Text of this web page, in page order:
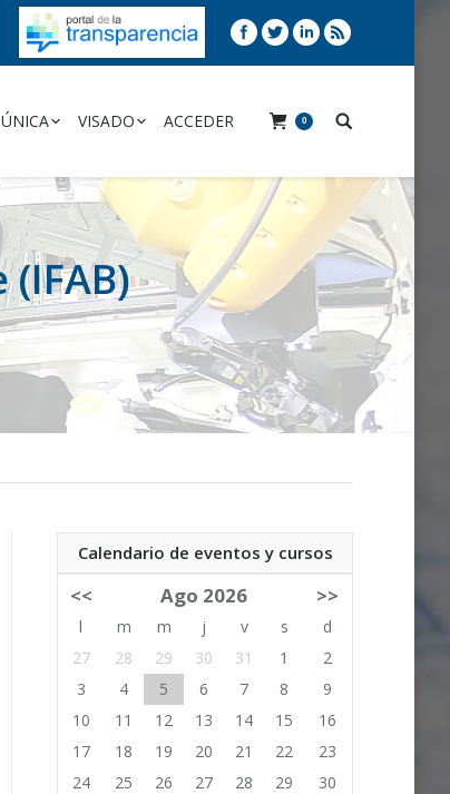
VISADO ACCEDER 0
Calendario de eventos y cursos
<< Ago 2026 >>
l m m j v s
d
27
28 29 30 31 1
2
3
4 5 6 7 8
9
10
11 12 13 14 15
16
17
18 19 20 21 22
23
24
25 26 27 28 29
30